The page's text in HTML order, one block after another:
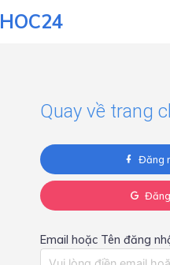
HOC24
Quay về trang
Đăng
Email hoặc Tên đăng